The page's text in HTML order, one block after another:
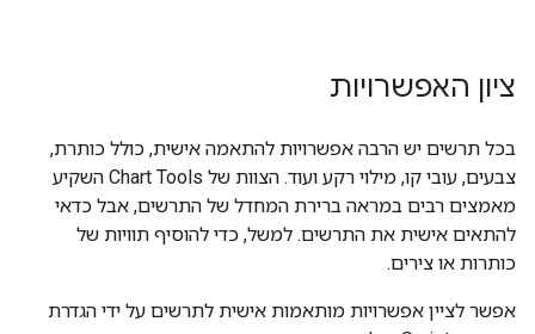
ציון האפשרויות
בכל תרשים יש הרבה אפשרויות להתאמה אישית, כולל כותרת,
צבעים, עובי קו, מילוי רקע ועוד. הצוות של Chart Tools השקיע
מאמצים רבים במראה ברירת המחדל של התרשים, אבל כדאי
להתאים אישית את התרשים. למשל, כדי להוסיף תוויות של
כותרות או צירים.
אפשר לציין אפשרויות מותאמות אישית לתרשים על ידי הגדרת